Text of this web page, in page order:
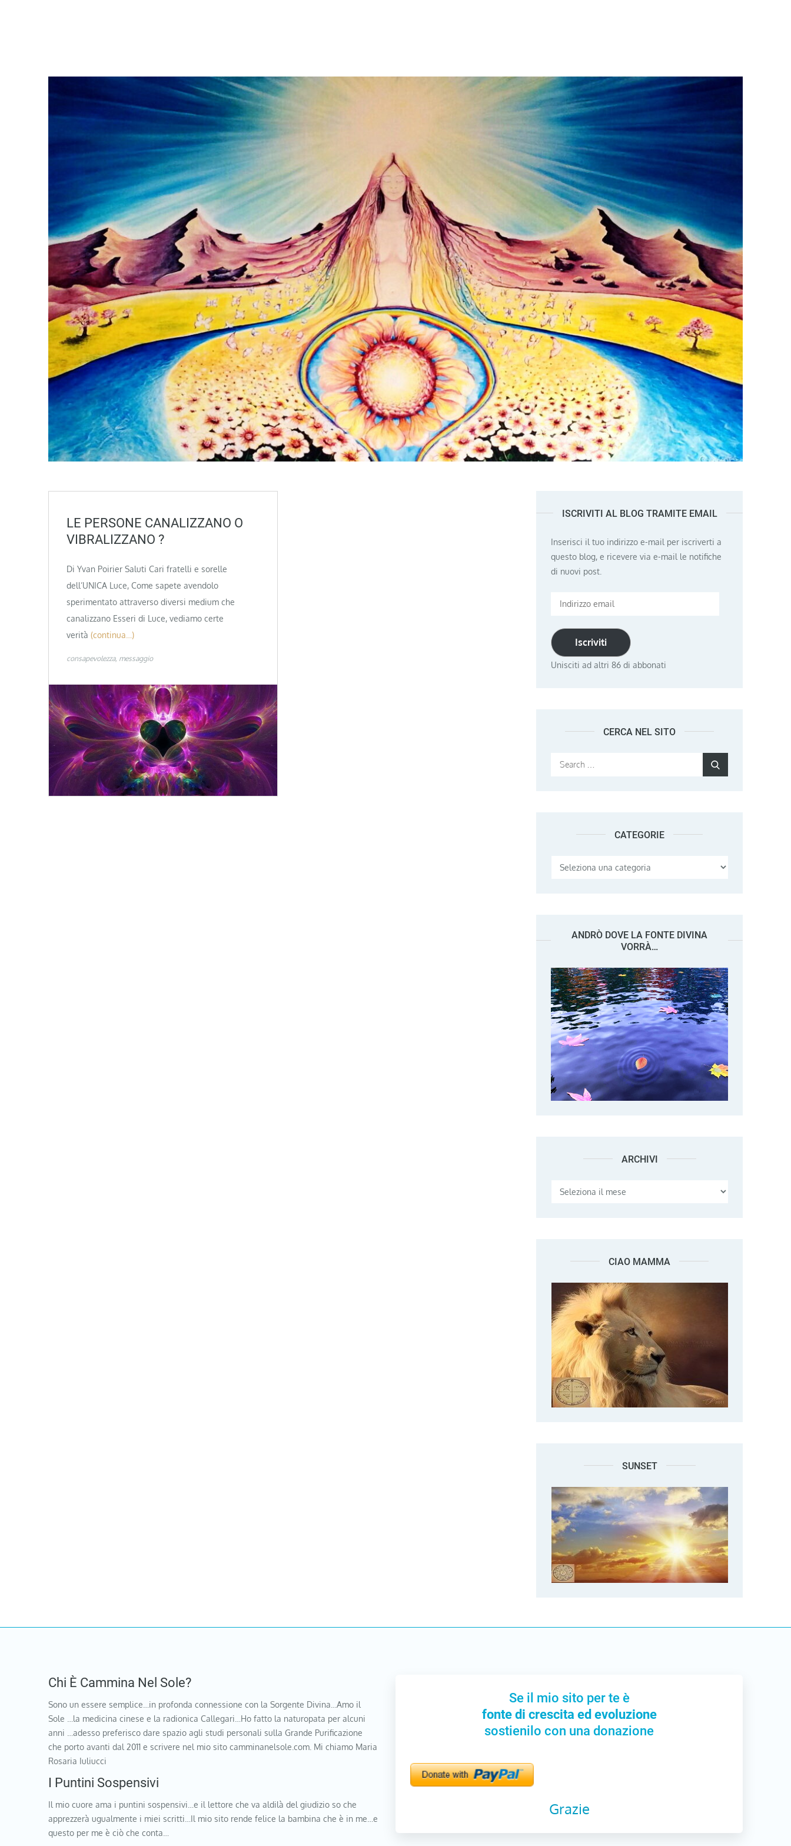
LE PERSONE CANALIZZANO O
VIBRALIZZANO ?
Di Yvan Poirier Saluti Cari fratelli e sorelle
dell’UNICA Luce, Come sapete avendolo
sperimentato attraverso diversi medium che
canalizzano Esseri di Luce, vediamo certe
verità (continua…)
consapevolezza messaggio
ISCRIVITI AL BLOG TRAMITE EMAIL
Inserisci il tuo indirizzo e-mail per iscriverti a
questo blog, e ricevere via e-mail le notifiche
di nuovi post.
Indirizzo
Iscriviti
Unisciti ad altri 86 di abbonati
CERCA NEL SITO
Search
CATEGORIE
Categorie
ANDRÒ DOVE LA FONTE DIVINA
VORRÀ…
ARCHIVI Archivi
CIAO MAMMA
SUNSET
Chi È Cammina Nel Sole?
Sono un essere semplice…in profonda connessione con la Sorgente Divina…Amo il
Sole …la medicina cinese e la radionica Callegari…Ho fatto la naturopata per alcuni
anni …adesso preferisco dare spazio agli studi personali sulla Grande Purificazione
che porto avanti dal 2011 e scrivere nel mio sito camminanelsole.com. Mi chiamo Maria
Rosaria Iuliucci
I Puntini Sospensivi
Il mio cuore ama i puntini sospensivi…e il lettore che va aldilà del giudizio so che
apprezzerà ugualmente i miei scritti…Il mio sito rende felice la bambina che è in me…e
questo per me è ciò che conta…
Se il mio sito per te è
fonte di crescita ed evoluzione
sostienilo con una donazione
Grazie